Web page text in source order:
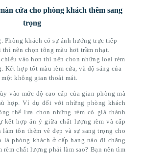
cửa cho phòng khách thêm sang
trọng
Phòng khách có sự ảnh hưởng trực tiếp
nên chọn tông màu hơi trầm nhạt.
vào hơn thì nên chọn những loại rèm
Kết hợp tốt màu rèm cửa, và độ sáng của
một không gian thoải mái.
vào mức độ cao cấp của gian phòng mà
hợp. Ví dụ đối với những phòng khách
thể lựa chọn những rèm có giá thành
kết hợp ăn ý giữa chất lượng rèm và cấp
tôn thêm vẻ đẹp và sự sang trọng cho
là phòng khách ở cấp hạng nào đi chăng
rèm chất lượng phải làm sao? Bạn nên tìm